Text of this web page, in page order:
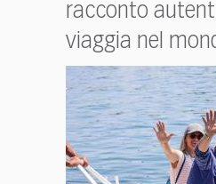
racconto
viaggia nel